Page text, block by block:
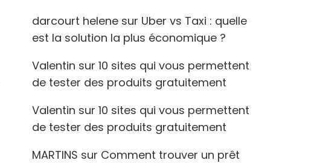
darcourt helene sur Uber vs Taxi : quelle
est la solution la plus économique ?
Valentin sur 10 sites qui vous permettent
de tester des produits gratuitement
Valentin sur 10 sites qui vous permettent
de tester des produits gratuitement
MARTINS sur Comment trouver un prêt